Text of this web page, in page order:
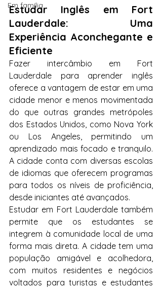
Em família
Estudar Inglês em Fort
Lauderdale: Uma
Experiência Aconchegante e
Eficiente
Fazer intercâmbio em Fort
Lauderdale para aprender inglês
oferece a vantagem de estar em uma
cidade menor e menos movimentada
do que outras grandes metrópoles
dos Estados Unidos, como Nova York
ou Los Angeles, permitindo um
aprendizado mais focado e tranquilo.
A cidade conta com diversas escolas
de idiomas que oferecem programas
para todos os níveis de proficiência,
desde iniciantes até avançados.
Estudar em Fort Lauderdale também
permite que os estudantes se
integrem à comunidade local de uma
forma mais direta. A cidade tem uma
população amigável e acolhedora,
com muitos residentes e negócios
voltados para turistas e estudantes